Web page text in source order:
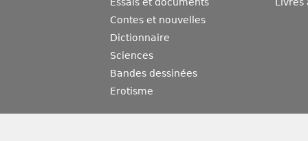
Essais et documents
Contes et nouvelles
Dictionnaire
Sciences
Bandes dessinées
Erotisme
Livres